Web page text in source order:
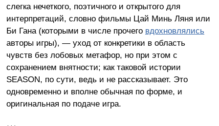
слегка нечеткого, поэтичного и открытого для
интерпретаций, словно фильмы Цай Минь Ляня или
Би Гана (которыми в числе прочего вдохновлялись
авторы игры), — уход от конкретики в область
чувств без лобовых метафор, но при этом с
сохранением внятности; как таковой истории
SEASON, по сути, ведь и не рассказывает. Это
одновременно и вполне обычная по форме, и
оригинальная по подаче игра.